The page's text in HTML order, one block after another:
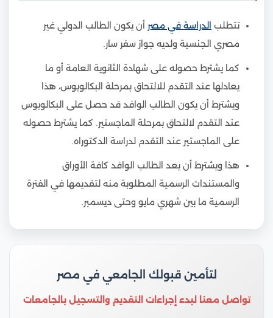
تتطلب الدراسة في مصر أن يكون الطالب الدولي غير
مصري الجنسية ولديه جواز سفر سار.
كما يشترط حصوله على شهادة الثانوية العامة أو ما
يعادلها عند التقدم للالتحاق بمرحلة البكالويوس، هذا
ويشترط أن يكون الطالب الوافد قد حصل على البكالويوس
عند التقدم لالتحاق بمرحلة الماجستير. كما يشترط حصوله
على الماجستير عند التقدم لدراسة الدكتوراه.
هذا ويشترط أن يعد الطالب الوافد كافة الأوراق
والمستندات الرسمية المطلوبة منه لتقديمها في الفترة
الرسمية ما بين شهري مايو وحتى ديسمبر.
لتأمين قبولك الجامعي في مصر
تواصل معنا لبدء إجراءات التقديم والتسجيل بالجامعات